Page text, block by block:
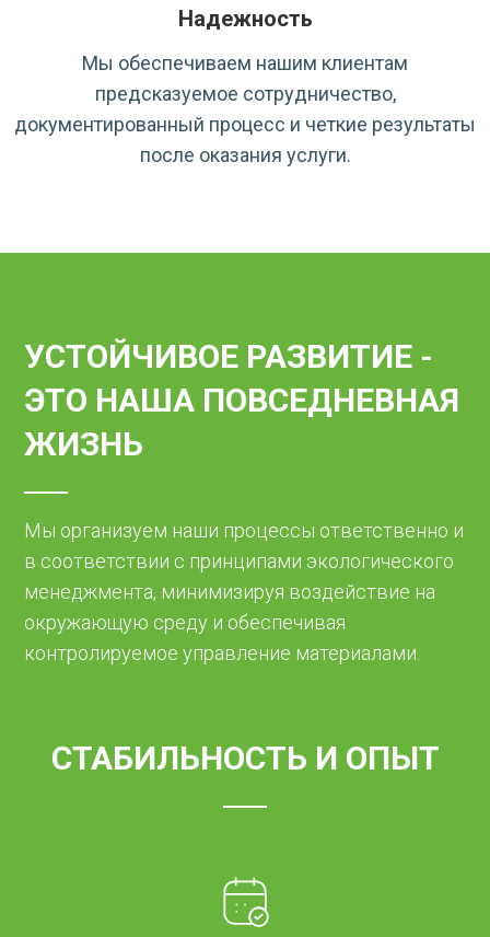
Надежность
Мы обеспечиваем нашим клиентам
предсказуемое сотрудничество,
документированный процесс и четкие результаты
после оказания услуги.
УСТОЙЧИВОЕ РАЗВИТИЕ -
ЭТО НАША ПОВСЕДНЕВНАЯ
ЖИЗНЬ
Мы организуем наши процессы ответственно и
в соответствии с принципами экологического
менеджмента, минимизируя воздействие на
окружающую среду и обеспечивая
контролируемое управление материалами.
СТАБИЛЬНОСТЬ И ОПЫТ